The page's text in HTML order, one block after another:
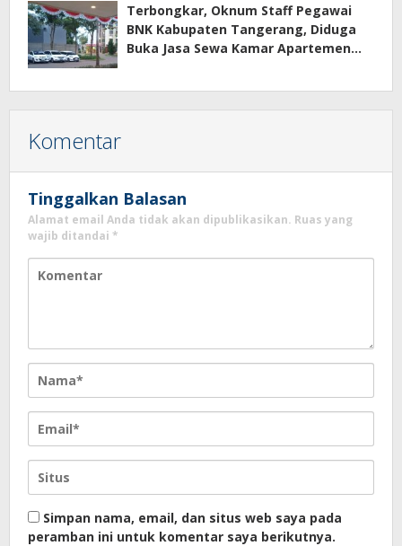
Terbongkar, Oknum Staff Pegawai
BNK Kabupaten Tangerang, Diduga
Buka Jasa Sewa Kamar Apartemen
Komentar
Tinggalkan Balasan
Alamat email Anda tidak akan dipublikasikan. Ruas yang
wajib ditandai *
Simpan nama, email, dan situs web saya pada
peramban ini untuk komentar saya berikutnya.